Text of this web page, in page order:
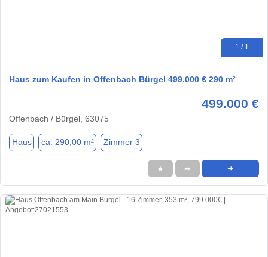
1 / 1
Haus zum Kaufen in Offenbach Bürgel 499.000 € 290 m²
499.000 €
Offenbach / Bürgel, 63075
Haus ca. 290,00 m² Zimmer 3
★ ➦ ➜